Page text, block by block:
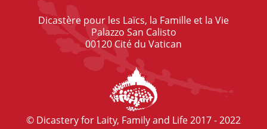
Dicastère pour les Laïcs, la Famille et la Vie
Palazzo San Calisto
00120 Cité du Vatican
© Dicastery for Laity, Family and Life 2017 - 2022